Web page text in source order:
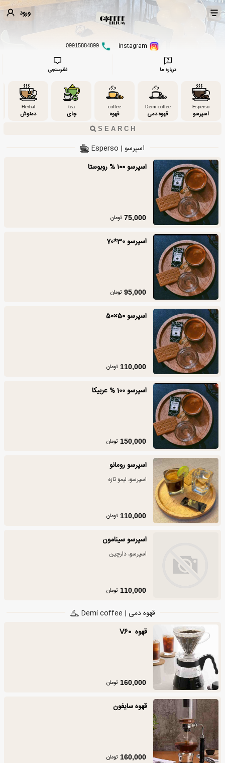
ورود
09915884899
درباره ما نظرسنجی
Esperso
اسپرسو
Demi coffee
قهوه دمی
coffee
قهوه
tea
چای
Herbal
دمنوش
اسپرسو | Esperso
اسپرسو 100 % روبوستا
75,000 تومان
اسپرسو 30*70
95,000 تومان
اسپرسو 50×50
110,000 تومان
اسپرسو 100 % عربیکا
150,000 تومان
اسپرسو رومانو
اسپرسو، لیمو تازه
110,000 تومان
اسپرسو سینامون
اسپرسو، دارچین
110,000 تومان
قهوه دمی | Demi coffee
قهوه ‏ ‏V60
160,000 تومان
قهوه سایفون
160,000 تومان